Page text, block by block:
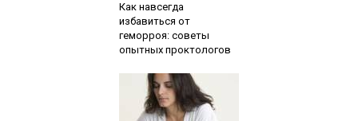
Как навсегда
избавиться от
геморроя: советы
опытных проктологов